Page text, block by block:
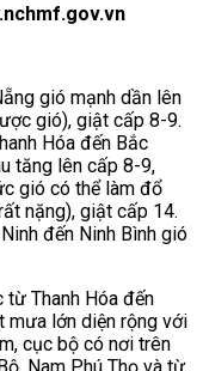
gió mạnh dần lên
gió), giật cấp 8-9.
Hóa đến Bắc
tăng lên cấp 8-9,
gió có thể làm đổ
nặng), giật cấp 14.
đến Ninh Bình gió
Thanh Hóa đến
mưa lớn diện rộng với
cục bộ có nơi trên